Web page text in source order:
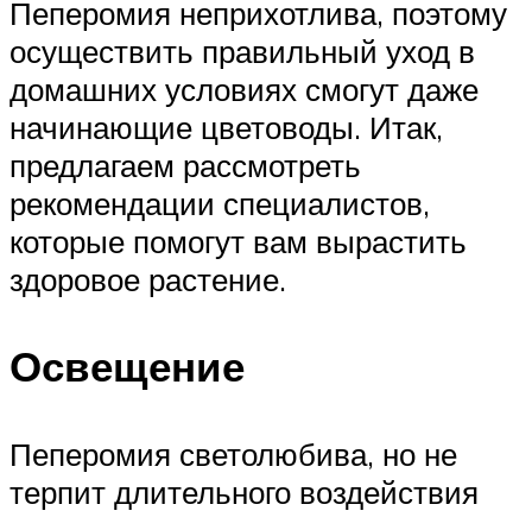
Пеперомия неприхотлива, поэтому
осуществить правильный уход в
домашних условиях смогут даже
начинающие цветоводы. Итак,
предлагаем рассмотреть
рекомендации специалистов,
которые помогут вам вырастить
здоровое растение.
Освещение
Пеперомия светолюбива, но не
терпит длительного воздействия